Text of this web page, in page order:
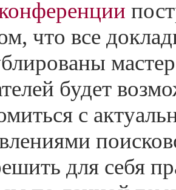
что все
будет
с
для себя